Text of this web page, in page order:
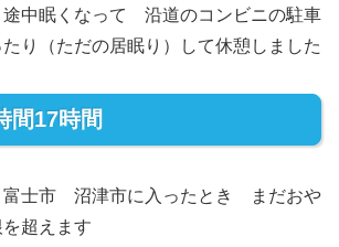
中眠くなって 沿道のコンビニの駐車
り（ただの居眠り）して休憩しました
間17時間
士市 沼津市に入ったとき まだおや
超えます